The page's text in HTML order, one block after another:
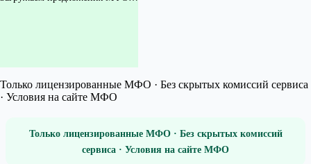
Только лицензированные МФО · Без скрытых комиссий сервиса
· Условия на сайте МФО
Только лицензированные МФО · Без скрытых комиссий
сервиса · Условия на сайте МФО